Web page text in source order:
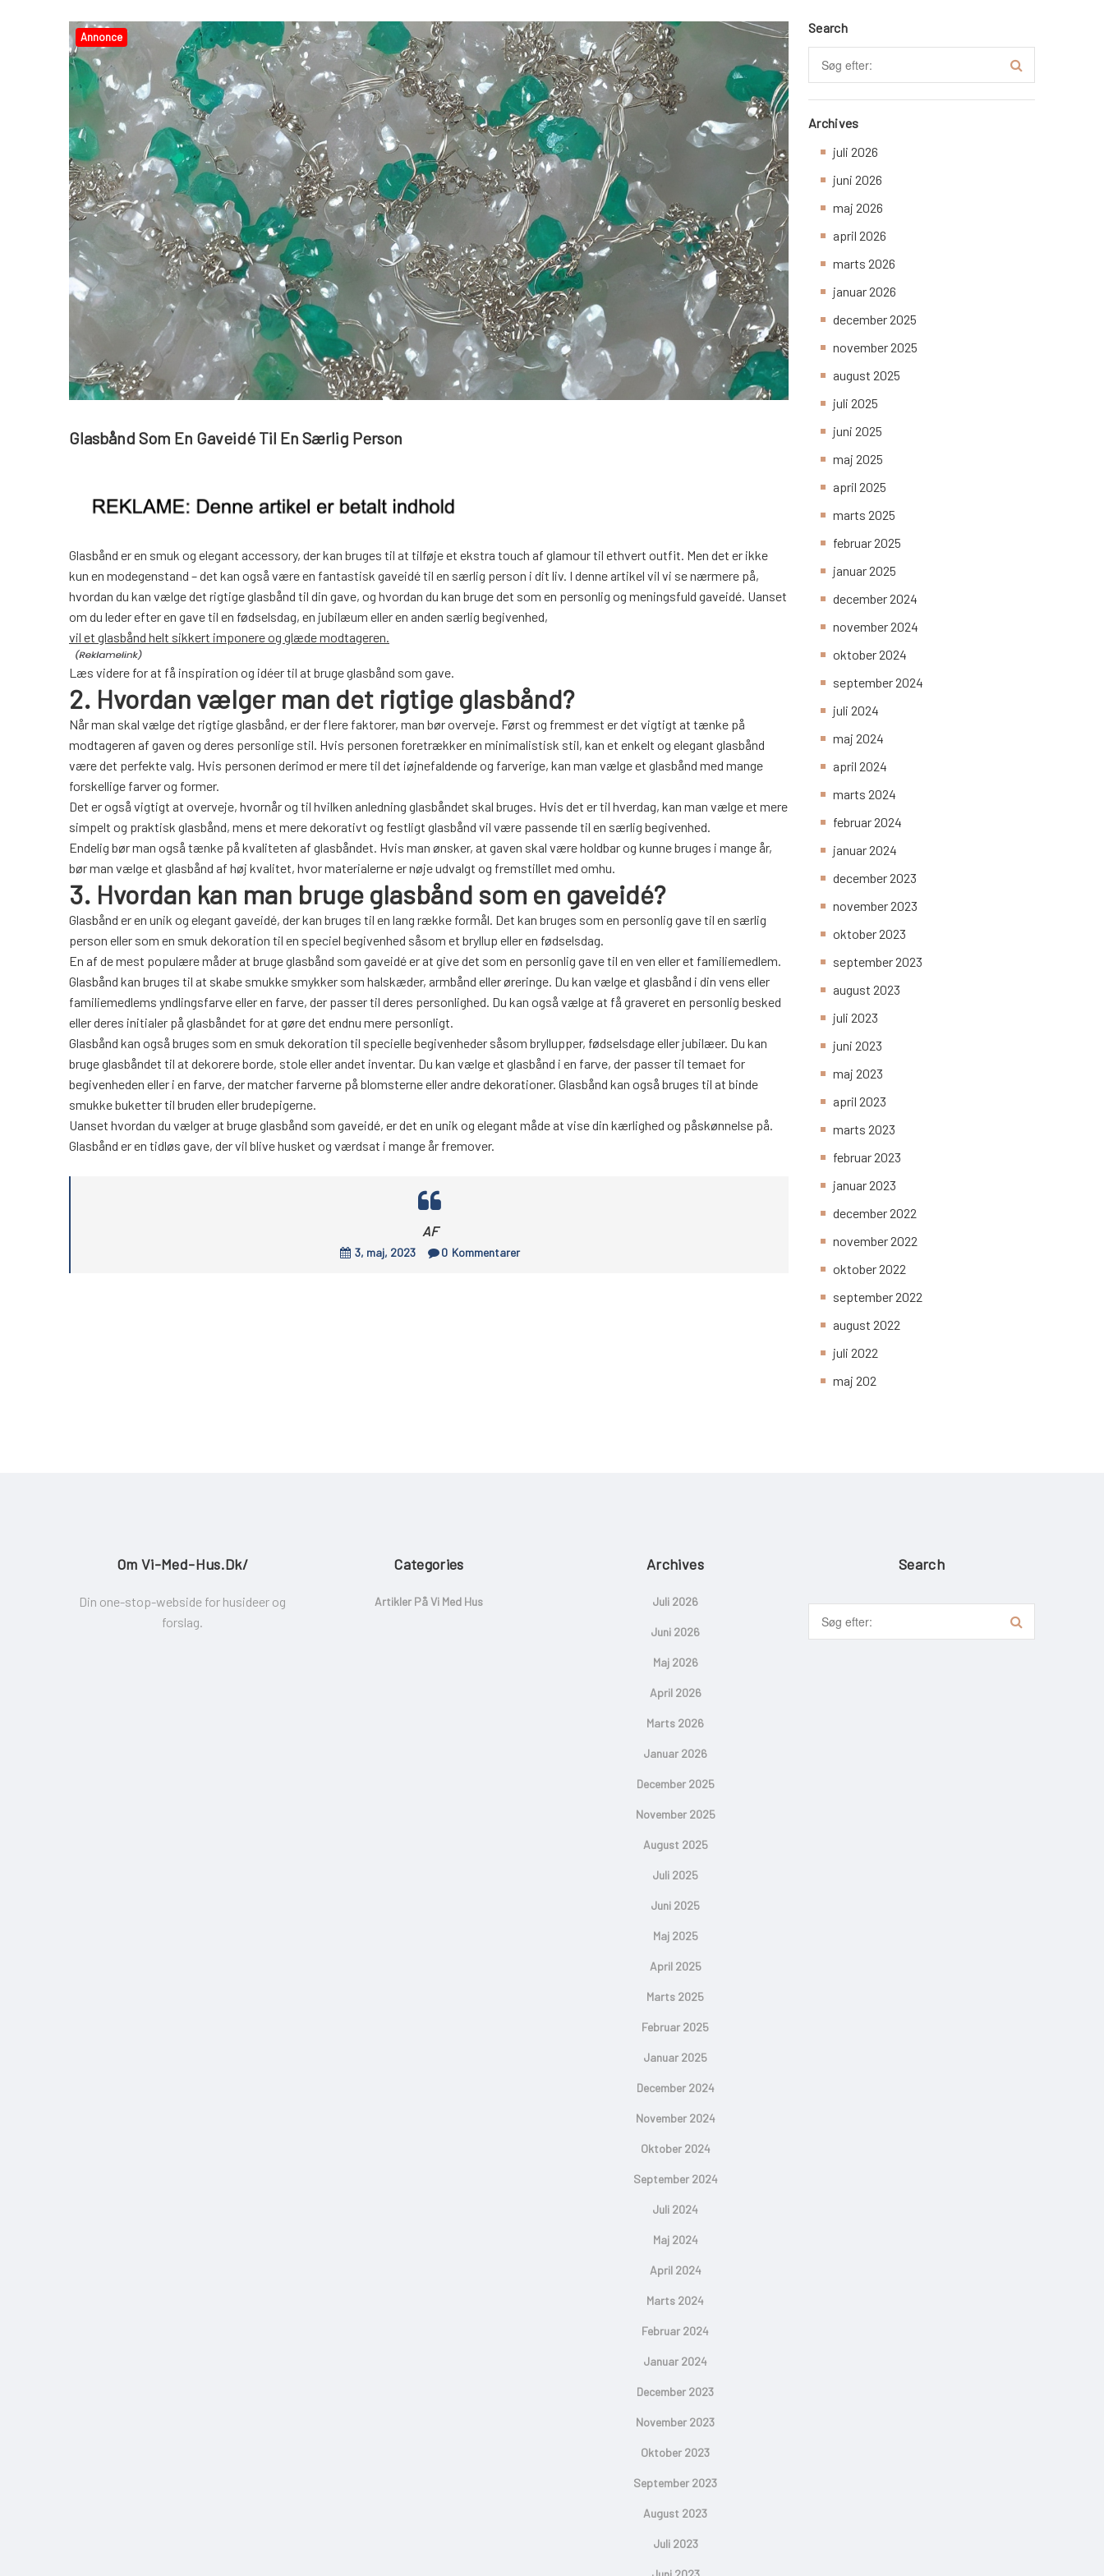
Annonce
Glasbånd Som En Gaveidé Til En Særlig Person
Glasbånd er en smuk og elegant accessory, der kan bruges til at tilføje et ekstra touch af glamour til ethvert outfit. Men det er ikke
kun en modegenstand – det kan også være en fantastisk gaveidé til en særlig person i dit liv. I denne artikel vil vi se nærmere på,
hvordan du kan vælge det rigtige glasbånd til din gave, og hvordan du kan bruge det som en personlig og meningsfuld gaveidé. Uanset
om du leder efter en gave til en fødselsdag, en jubilæum eller en anden særlig begivenhed,
vil et glasbånd helt sikkert imponere og glæde modtageren.
Læs videre for at få inspiration og idéer til at bruge glasbånd som gave.
2. Hvordan vælger man det rigtige glasbånd?
Når man skal vælge det rigtige glasbånd, er der flere faktorer, man bør overveje. Først og fremmest er det vigtigt at tænke på
modtageren af gaven og deres personlige stil. Hvis personen foretrækker en minimalistisk stil, kan et enkelt og elegant glasbånd
være det perfekte valg. Hvis personen derimod er mere til det iøjnefaldende og farverige, kan man vælge et glasbånd med mange
forskellige farver og former.
Det er også vigtigt at overveje, hvornår og til hvilken anledning glasbåndet skal bruges. Hvis det er til hverdag, kan man vælge et mere
simpelt og praktisk glasbånd, mens et mere dekorativt og festligt glasbånd vil være passende til en særlig begivenhed.
Endelig bør man også tænke på kvaliteten af glasbåndet. Hvis man ønsker, at gaven skal være holdbar og kunne bruges i mange år,
bør man vælge et glasbånd af høj kvalitet, hvor materialerne er nøje udvalgt og fremstillet med omhu.
3. Hvordan kan man bruge glasbånd som en gaveidé?
Glasbånd er en unik og elegant gaveidé, der kan bruges til en lang række formål. Det kan bruges som en personlig gave til en særlig
person eller som en smuk dekoration til en speciel begivenhed såsom et bryllup eller en fødselsdag.
En af de mest populære måder at bruge glasbånd som gaveidé er at give det som en personlig gave til en ven eller et familiemedlem.
Glasbånd kan bruges til at skabe smukke smykker som halskæder, armbånd eller øreringe. Du kan vælge et glasbånd i din vens eller
familiemedlems yndlingsfarve eller en farve, der passer til deres personlighed. Du kan også vælge at få graveret en personlig besked
eller deres initialer på glasbåndet for at gøre det endnu mere personligt.
Glasbånd kan også bruges som en smuk dekoration til specielle begivenheder såsom bryllupper, fødselsdage eller jubilæer. Du kan
bruge glasbåndet til at dekorere borde, stole eller andet inventar. Du kan vælge et glasbånd i en farve, der passer til temaet for
begivenheden eller i en farve, der matcher farverne på blomsterne eller andre dekorationer. Glasbånd kan også bruges til at binde
smukke buketter til bruden eller brudepigerne.
Uanset hvordan du vælger at bruge glasbånd som gaveidé, er det en unik og elegant måde at vise din kærlighed og påskønnelse på.
Glasbånd er en tidløs gave, der vil blive husket og værdsat i mange år fremover.
AF
3, maj, 2023 0 Kommentarer
Search
Archives
juli 2026
juni 2026
maj 2026
april 2026
marts 2026
januar 2026
december 2025
november 2025
august 2025
juli 2025
juni 2025
maj 2025
april 2025
marts 2025
februar 2025
januar 2025
december 2024
november 2024
oktober 2024
september 2024
juli 2024
maj 2024
april 2024
marts 2024
februar 2024
januar 2024
december 2023
november 2023
oktober 2023
september 2023
august 2023
juli 2023
juni 2023
maj 2023
april 2023
marts 2023
februar 2023
januar 2023
december 2022
november 2022
oktober 2022
september 2022
august 2022
juli 2022
maj 202
Om Vi-Med-Hus.dk/
Din one-stop-webside for husideer og
forslag.
Categories
Artikler På Vi Med Hus
Archives
Juli 2026
Juni 2026
Maj 2026
April 2026
Marts 2026
Januar 2026
December 2025
November 2025
August 2025
Juli 2025
Juni 2025
Maj 2025
April 2025
Marts 2025
Februar 2025
Januar 2025
December 2024
November 2024
Oktober 2024
September 2024
Juli 2024
Maj 2024
April 2024
Marts 2024
Februar 2024
Januar 2024
December 2023
November 2023
Oktober 2023
September 2023
August 2023
Juli 2023
Search